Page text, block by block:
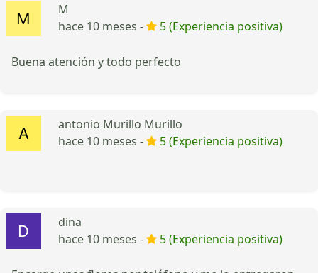
M
hace 10 meses -
5 (Experiencia positiva)
Buena atención y todo perfecto
antonio Murillo Murillo
hace 10 meses -
5 (Experiencia positiva)
dina
hace 10 meses -
5 (Experiencia positiva)